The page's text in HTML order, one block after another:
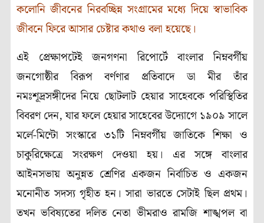
কলোনি জীবনের নিরবচ্ছিন্ন সংগ্রামের মধ্যে দিয়ে স্বাভাবিক
জীবনে ফিরে আসার চেষ্টার কথাও বলা হয়েছে।
এই প্রেক্ষাপটেই জনগণনা রিপোর্টে বাংলার নিম্নবর্গীয়
জনগোষ্ঠীর বিরূপ বর্ণণার প্রতিবাদে ডা মীর তাঁর
নমঃশূদ্রসঙ্গীদের নিয়ে ছোটলাট হেয়ার সাহেবকে পরিস্থিতির
বিবরণ দেন, যার ফলে হেয়ার সাহেবের উদ্যোগে ১৯০৯ সালে
মর্লে-মিন্টো সংস্কারে ৩১টি নিম্নবর্গীয় জাতিকে শিক্ষা ও
চাকুরিক্ষেত্রে সংরক্ষণ দেওয়া হয়। এর সঙ্গে বাংলার
আইনসভায় অনুন্নত শ্রেণির একজন নির্বাচিত ও একজন
মনোনীত সদস্য গৃহীত হন। সারা ভারতে সেটাই ছিল প্রথম।
তখন ভবিষ্যতের দলিত নেতা ভীমরাও রামজি শাঙ্খপল বা